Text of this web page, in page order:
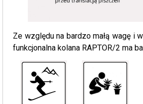
Ze względu na bardzo małą wagę i
funkcjonalna kolana RAPTOR/2 ma